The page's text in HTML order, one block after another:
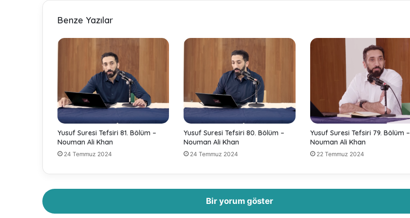
r
8
ü
m
N
u
n
i
y
o
-
Y
d
m
p
Benze Yazılar
Yusuf Suresi Tefsiri 81. Bölüm –
Nouman Ali Khan
24 Temmuz 2024
Yusuf Suresi Tefsiri 80. Bölüm –
Nouman Ali Khan
24 Temmuz 2024
Yusuf Suresi Tefsiri 79. Bölüm –
Nouman Ali Khan
22 Temmuz 2024
Bir yorum göster